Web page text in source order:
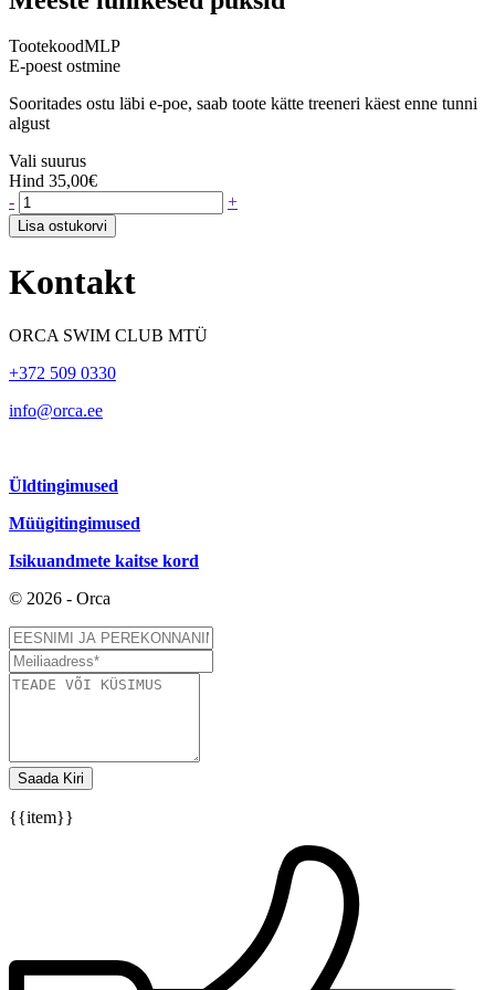
TootekoodMLP
E-poest ostmine
Sooritades ostu läbi e-poe, saab toote kätte treeneri käest enne tunni
algust
Vali suurus
Hind 35,00€
-
+
Lisa ostukorvi
Kontakt
ORCA SWIM CLUB MTÜ
+372 509 0330
info@orca.ee
Üldtingimused
Müügitingimused
Isikuandmete kaitse kord
© 2026 - Orca
Saada Kiri
{{item}}